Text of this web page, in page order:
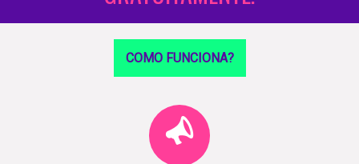
COMO FUNCIONA?